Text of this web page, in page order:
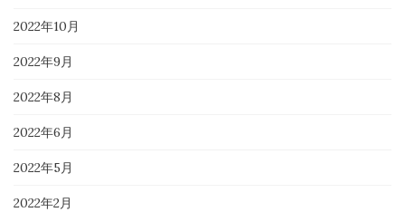
2022年10月
2022年9月
2022年8月
2022年6月
2022年5月
2022年2月